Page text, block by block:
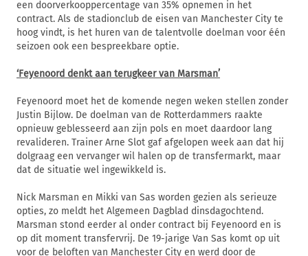
een doorverkooppercentage van 35% opnemen in het
contract. Als de stadionclub de eisen van Manchester City te
hoog vindt, is het huren van de talentvolle doelman voor één
seizoen ook een bespreekbare optie.
‘Feyenoord denkt aan terugkeer van Marsman’
Feyenoord moet het de komende negen weken stellen zonder
Justin Bijlow. De doelman van de Rotterdammers raakte
opnieuw geblesseerd aan zijn pols en moet daardoor lang
revalideren. Trainer Arne Slot gaf afgelopen week aan dat hij
dolgraag een vervanger wil halen op de transfermarkt, maar
dat de situatie wel ingewikkeld is.
Nick Marsman en Mikki van Sas worden gezien als serieuze
opties, zo meldt het Algemeen Dagblad dinsdagochtend.
Marsman stond eerder al onder contract bij Feyenoord en is
op dit moment transfervrij. De 19-jarige Van Sas komt op uit
voor de beloften van Manchester City en werd door de